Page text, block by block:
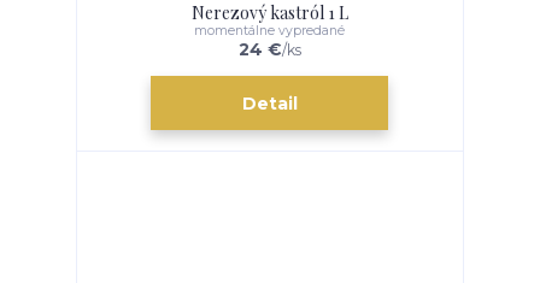
Nerezový kastról 1 L
24 €/ks
momentálne vypredané
Detail